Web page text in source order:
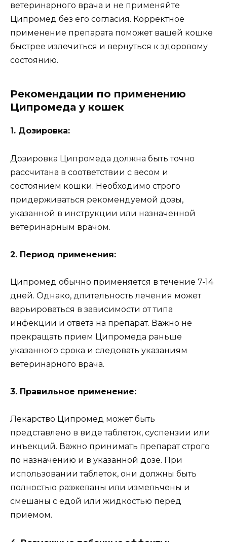
ветеринарного врача и не применяйте
Ципромед без его согласия. Корректное
применение препарата поможет вашей кошке
быстрее излечиться и вернуться к здоровому
состоянию.
Рекомендации по применению
Ципромеда у кошек
1. Дозировка:
Дозировка Ципромеда должна быть точно
рассчитана в соответствии с весом и
состоянием кошки. Необходимо строго
придерживаться рекомендуемой дозы,
указанной в инструкции или назначенной
ветеринарным врачом.
2. Период применения:
Ципромед обычно применяется в течение 7-14
дней. Однако, длительность лечения может
варьироваться в зависимости от типа
инфекции и ответа на препарат. Важно не
прекращать прием Ципромеда раньше
указанного срока и следовать указаниям
ветеринарного врача.
3. Правильное применение:
Лекарство Ципромед может быть
представлено в виде таблеток, суспензии или
инъекций. Важно принимать препарат строго
по назначению и в указанной дозе. При
использовании таблеток, они должны быть
полностью разжеваны или измельчены и
смешаны с едой или жидкостью перед
приемом.